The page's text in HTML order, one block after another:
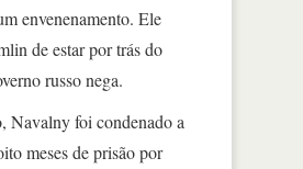
envenenamento. Ele
de estar por trás do
russo nega.
Navalny foi condenado a
meses de prisão por